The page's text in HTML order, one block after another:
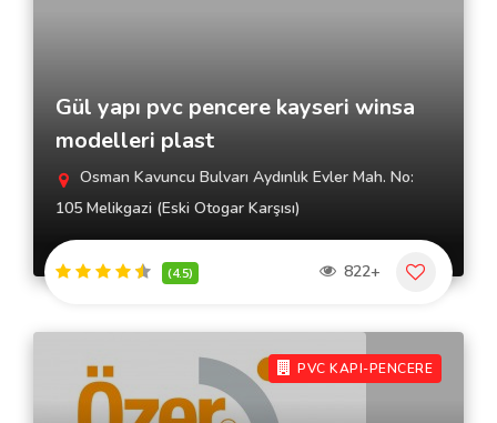
Gül yapı pvc pencere kayseri winsa
modelleri plast
Osman Kavuncu Bulvarı Aydınlık Evler Mah. No:
105 Melikgazi (Eski Otogar Karşısı)
(4.5) 822+
PVC KAPI-PENCERE